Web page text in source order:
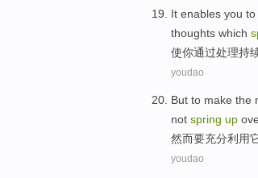
It enables you to
thoughts which
使你通过处理持
youdao
But to make the
not spring up
然而要充分利用
youdao